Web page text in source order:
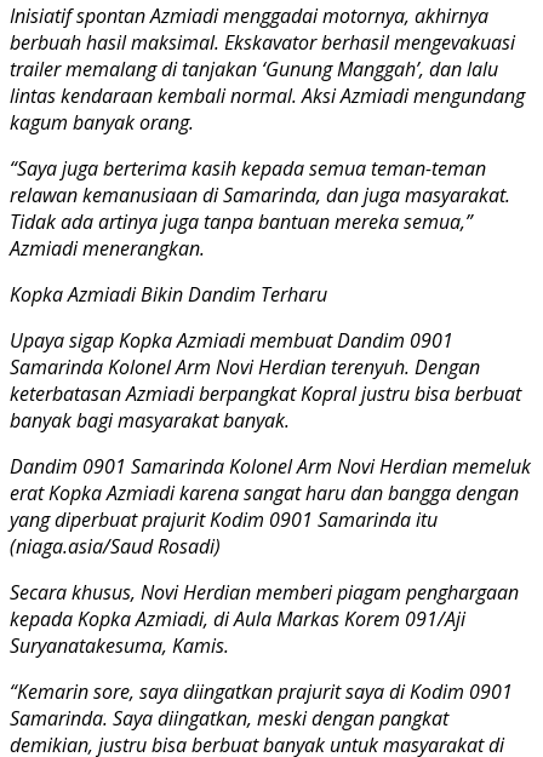
Inisiatif spontan Azmiadi menggadai motornya, akhirnya
berbuah hasil maksimal. Ekskavator berhasil mengevakuasi
trailer memalang di tanjakan ‘Gunung Manggah’, dan lalu
lintas kendaraan kembali normal. Aksi Azmiadi mengundang
kagum banyak orang.
“Saya juga berterima kasih kepada semua teman-teman
relawan kemanusiaan di Samarinda, dan juga masyarakat.
Tidak ada artinya juga tanpa bantuan mereka semua,”
Azmiadi menerangkan.
Kopka Azmiadi Bikin Dandim Terharu
Upaya sigap Kopka Azmiadi membuat Dandim 0901
Samarinda Kolonel Arm Novi Herdian terenyuh. Dengan
keterbatasan Azmiadi berpangkat Kopral justru bisa berbuat
banyak bagi masyarakat banyak.
Dandim 0901 Samarinda Kolonel Arm Novi Herdian memeluk
erat Kopka Azmiadi karena sangat haru dan bangga dengan
yang diperbuat prajurit Kodim 0901 Samarinda itu
(niaga.asia/Saud Rosadi)
Secara khusus, Novi Herdian memberi piagam penghargaan
kepada Kopka Azmiadi, di Aula Markas Korem 091/Aji
Suryanatakesuma, Kamis.
“Kemarin sore, saya diingatkan prajurit saya di Kodim 0901
Samarinda. Saya diingatkan, meski dengan pangkat
demikian, justru bisa berbuat banyak untuk masyarakat di